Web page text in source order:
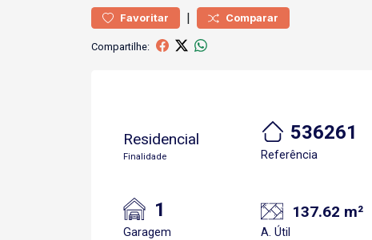
Favoritar | Comparar
Compartilhe:
Residencial
Finalidade
536261
Referência
1
Garagem
137.62 m²
A. Útil